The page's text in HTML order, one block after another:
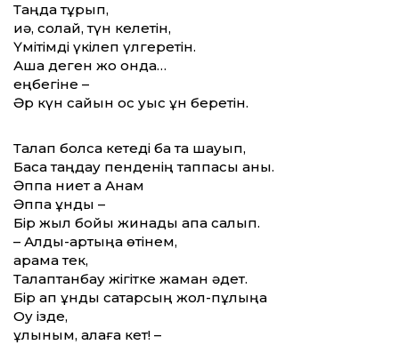
Таңда тұрып,
иә, солай, түн келетін,
Үмітімді үкілеп үлгеретін.
Ақша деген жоқ онда…
еңбегіне –
Әр күн сайын қос уыс ұн беретін.
Талап болса кетеді бақ та шауып,
Басқа таңдау пенденің таппасы анық.
Әппақ ниет ақ Анам
Әппақ ұнды –
Бір жыл бойы жинады қапқа салып.
– Алды-артыңа өтінем,
қарама тек,
Талаптанбау жігітке жаман әдет.
Бір қап ұнды сатарсың жол-пұлыңа
Оқу ізде,
құлыным, қалаға кет! –